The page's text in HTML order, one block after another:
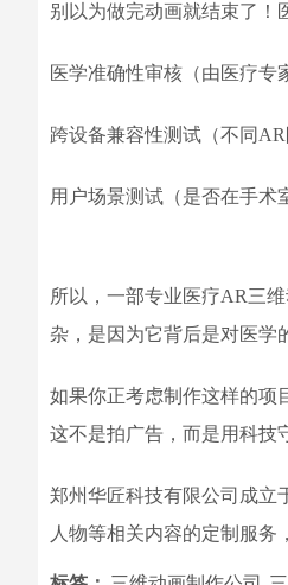
别以为做完动画就结束了！
医学准确性审核（由医疗专
跨设备兼容性测试（不同
用户场景测试（是否在手术
所以，一部专业医疗AR三
杂，是因为它背后是对医学
如果你正考虑制作这样的项
这不是拍广告，而是用科技
郑州华匠科技有限公司成立
人物等相关内容的定制服务